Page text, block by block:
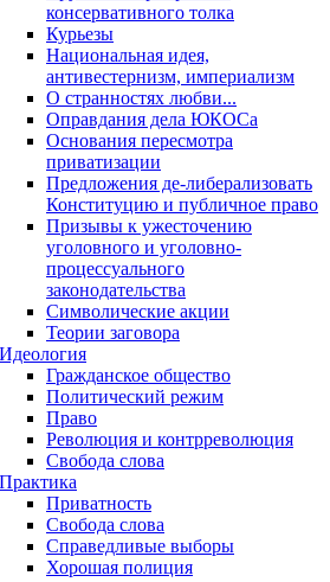
консервативного толка
Курьезы
Национальная идея,
антивестернизм, империализм
О странностях любви...
Оправдания дела ЮКОСа
Основания пересмотра
приватизации
Предложения де-либерализовать
Конституцию и публичное право
Призывы к ужесточению
уголовного и уголовно-
процессуального
законодательства
Символические акции
Теории заговора
Идеология
Гражданское общество
Политический режим
Право
Революция и контрреволюция
Свобода слова
Практика
Приватность
Свобода слова
Справедливые выборы
Хорошая полиция